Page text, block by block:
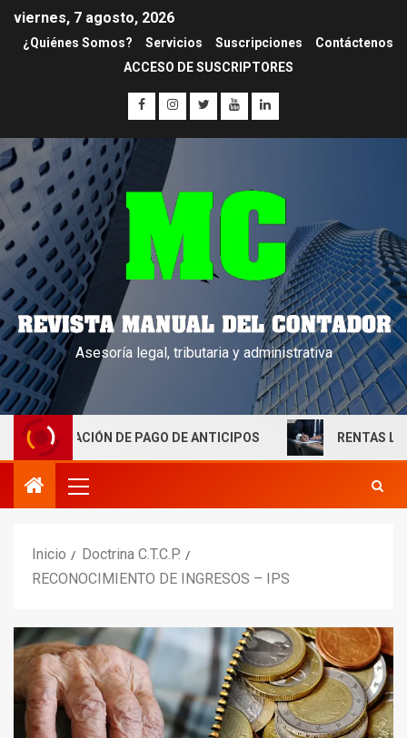
viernes, 7 agosto, 2026
¿Quiénes Somos? Servicios Suscripciones
Contáctenos
ACCESO DE SUSCRIPTORES
Asesoría legal, tributaria y administrativa
DE PAGO DE ANTICIPOS RENTAS LABORALES
Inicio
Doctrina C.T.C.P.
RECONOCIMIENTO DE INGRESOS – IPS